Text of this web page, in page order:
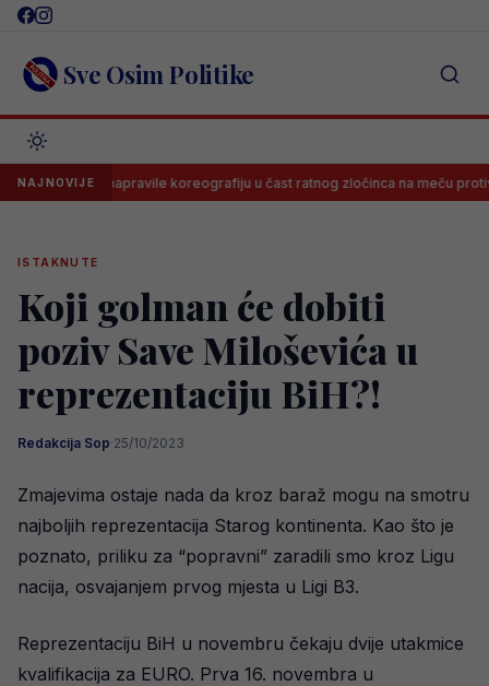
Skip
content Sve Osim Politike
NAJNOVIJE
Delije napravile koreografiju u čast ratnog zločinca na meču protiv Novog
ISTAKNUTE
Koji golman će dobiti
poziv Save Miloševića u
reprezentaciju BiH?!
Redakcija Sop·25/10/2023
Zmajevima ostaje nada da kroz baraž mogu na smotru
najboljih reprezentacija Starog kontinenta. Kao što je
poznato, priliku za “popravni” zaradili smo kroz Ligu
nacija, osvajanjem prvog mjesta u Ligi B3.
Reprezentaciju BiH u novembru čekaju dvije utakmice
kvalifikacija za EURO. Prva 16. novembra u